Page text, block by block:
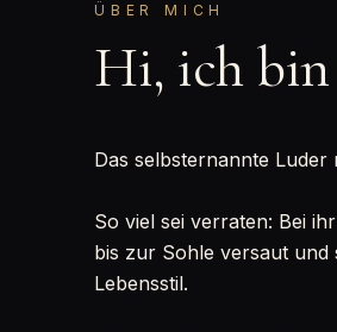
ÜBER MICH
Hi, ich
Das selbsternannte Luder
So viel sei verraten: Bei
bis zur Sohle versaut und
Lebensstil.